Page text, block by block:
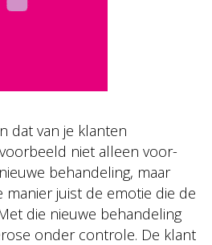
dat van je klanten
niet alleen voor-
behandeling, maar
juist de emotie die de
die nieuwe behandeling
onder controle. De klant